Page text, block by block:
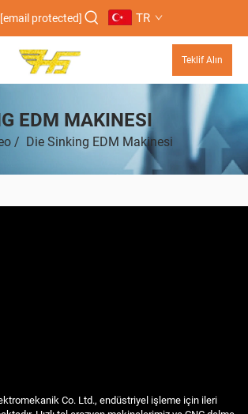
[email protected] TR
Teklif Alın
EDM MAKINESI
/ Die Sinking EDM Makinesi
Co. Ltd., endüstriyel işleme için ileri